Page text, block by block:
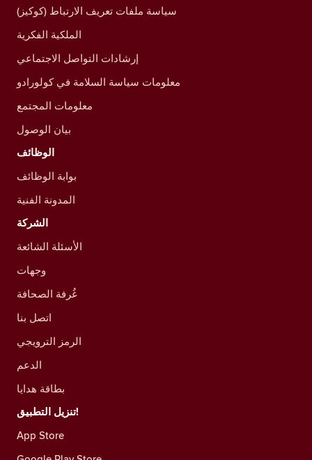
سياسة ملفات تعريف الارتباط (كوكيز)
الملكية الفكرية
إرشادات التواصل الاجتماعي
معلومات سياسة السلامة في كولورادو
معلومات المجتمع
بيان الوصول
الوظائف
بوابة الوظائف
المدونة الفنية
الشركة
الأسئلة الشائعة
وجهات
غُرفة الصحافة
اتصل بنا
الرمز الترويجي
الدعم
بطاقة هدايا
تنزيل التطبيق!
App Store